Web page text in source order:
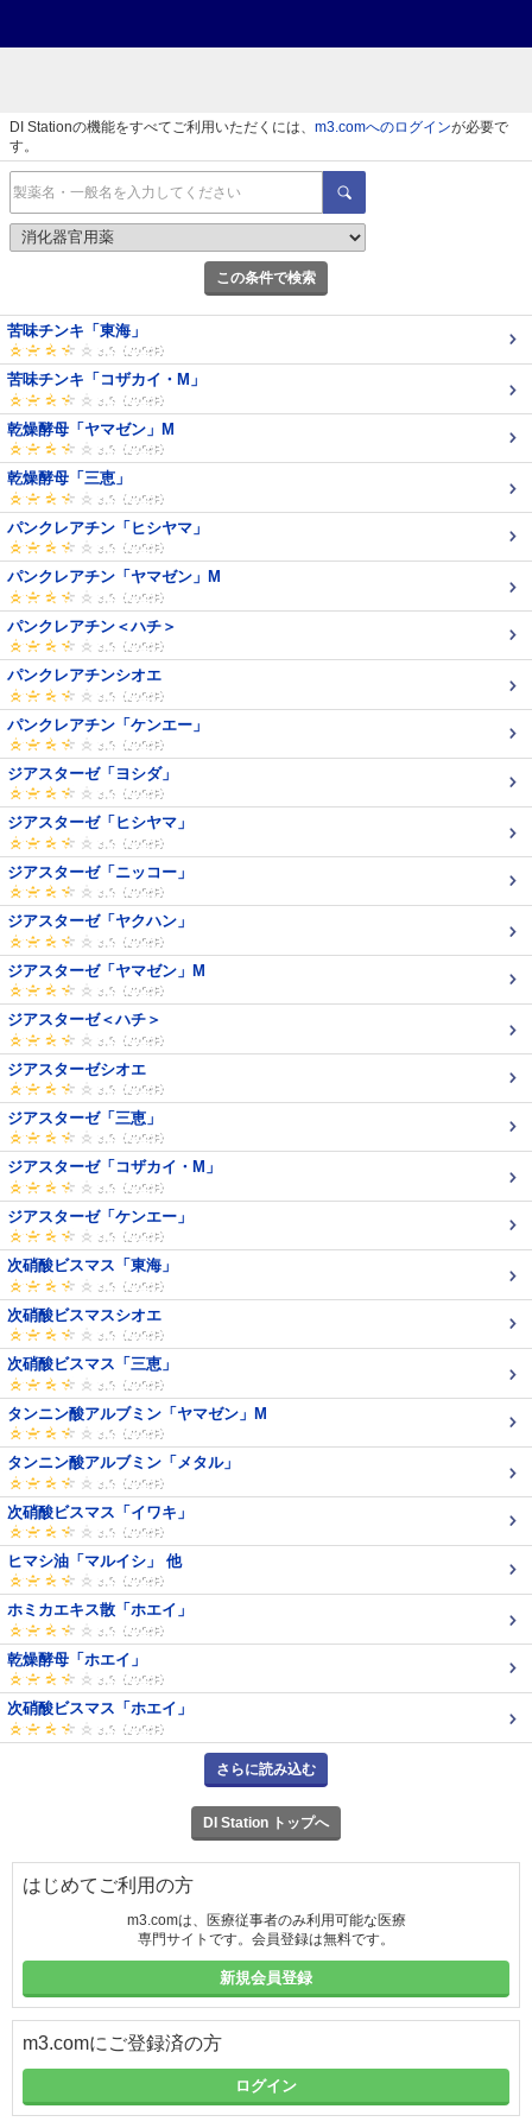
DI Stationの機能をすべてご利用いただくには、 m3.comへのログインが必要で
す。
この条件で検索
苦味チンキ「東海」
苦味チンキ「コザカイ・M」
乾燥酵母「ヤマゼン」M
乾燥酵母「三恵」
パンクレアチン「ヒシヤマ」
パンクレアチン「ヤマゼン」M
パンクレアチン＜ハチ＞
パンクレアチンシオエ
パンクレアチン「ケンエー」
ジアスターゼ「ヨシダ」
ジアスターゼ「ヒシヤマ」
ジアスターゼ「ニッコー」
ジアスターゼ「ヤクハン」
ジアスターゼ「ヤマゼン」M
ジアスターゼ＜ハチ＞
ジアスターゼシオエ
ジアスターゼ「三恵」
ジアスターゼ「コザカイ・M」
ジアスターゼ「ケンエー」
次硝酸ビスマス「東海」
次硝酸ビスマスシオエ
次硝酸ビスマス「三恵」
タンニン酸アルブミン「ヤマゼン」M
タンニン酸アルブミン「メタル」
次硝酸ビスマス「イワキ」
ヒマシ油「マルイシ」 他
ホミカエキス散「ホエイ」
乾燥酵母「ホエイ」
次硝酸ビスマス「ホエイ」
さらに読み込む
DI Station トップへ
はじめてご利用の方
m3.comは、医療従事者のみ利用可能な医療
専門サイトです。会員登録は無料です。
新規会員登録
m3.comにご登録済の方
ログイン